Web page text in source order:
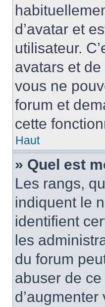
d’avatar et
utilisateur.
avatars et
vous ne
forum et
cette
Haut
» Quel est
Les rangs,
indiquent le
identifient
les
du forum
abuser de